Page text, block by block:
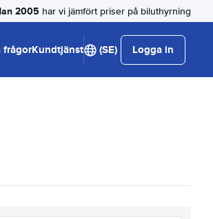
2005 har vi jämfört priser på biluthyrning
frågorKundtjänst (SE) Logga in